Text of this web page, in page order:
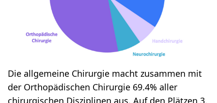
Die allgemeine Chirurgie macht zusammen mit
der Orthopädischen Chirurgie 69.4% aller
chirurgischen Disziplinen aus. Auf den Plätzen 3,